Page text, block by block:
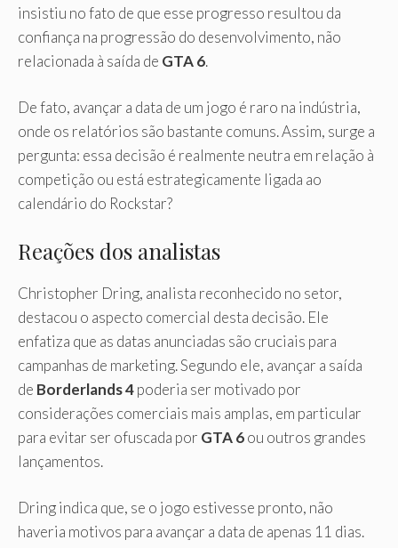
insistiu no fato de que esse progresso resultou da
confiança na progressão do desenvolvimento, não
relacionada à saída de GTA 6.
De fato, avançar a data de um jogo é raro na indústria,
onde os relatórios são bastante comuns. Assim, surge a
pergunta: essa decisão é realmente neutra em relação à
competição ou está estrategicamente ligada ao
calendário do Rockstar?
Reações dos analistas
Christopher Dring, analista reconhecido no setor,
destacou o aspecto comercial desta decisão. Ele
enfatiza que as datas anunciadas são cruciais para
campanhas de marketing. Segundo ele, avançar a saída
de Borderlands 4poderia ser motivado por
considerações comerciais mais amplas, em particular
para evitar ser ofuscada por GTA 6ou outros grandes
lançamentos.
Dring indica que, se o jogo estivesse pronto, não
haveria motivos para avançar a data de apenas 11 dias.